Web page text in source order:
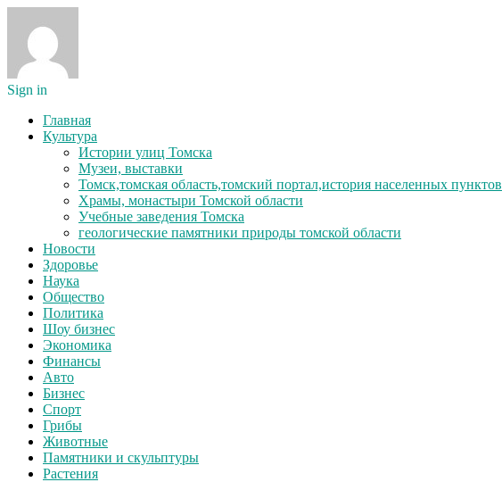
Sign in
Главная
Культура
Истории улиц Томска
Музеи, выставки
Томск,томская область,томский портал,история населенных пунктов
Храмы, монастыри Томской области
Учебные заведения Томска
геологические памятники природы томской области
Новости
Здоровье
Наука
Общество
Политика
Шоу бизнес
Экономика
Финансы
Авто
Бизнес
Спорт
Грибы
Животные
Памятники и скульптуры
Растения